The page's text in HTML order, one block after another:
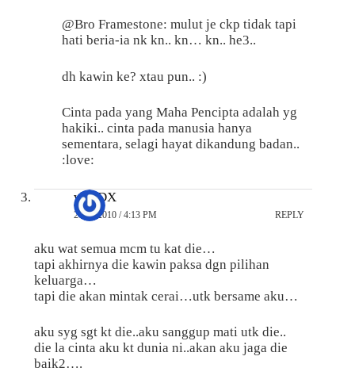
@Bro Framestone: mulut je ckp tidak tapi
hati beria-ia nk kn.. kn… kn.. he3..
dh kawin ke? xtau pun.. :)
Cinta pada yang Maha Pencipta adalah yg
hakiki.. cinta pada manusia hanya
sementara, selagi hayat dikandung badan..
:love:
vtecDX
21/09/2010 / 4:13 PM REPLY
aku wat semua mcm tu kat die…
tapi akhirnya die kawin paksa dgn pilihan
keluarga…
tapi die akan mintak cerai…utk bersame aku…
aku syg sgt kt die..aku sanggup mati utk die..
die la cinta aku kt dunia ni..akan aku jaga die
baik2….